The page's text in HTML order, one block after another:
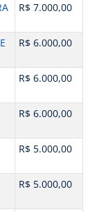
R$ 7.000,00
R$ 6.000,00
R$ 6.000,00
R$ 6.000,00
R$ 5.000,00
R$ 5.000,00